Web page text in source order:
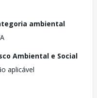
ambiental
Ambiental e Social
aplicável